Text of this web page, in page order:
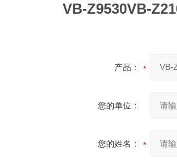
VB-Z9530VB-
产品：
您的单位：
您的姓名：